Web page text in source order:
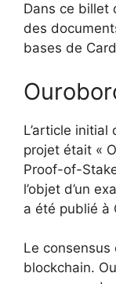
Dans ce billet
des
bases de
L’article
projet était «
Proof-of-
l’objet d’un
a été publié à
Le
blockchain.